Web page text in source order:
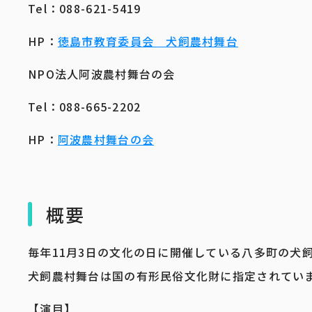
Tel：088-621-5419
HP： 徳島市教育委員会 犬飼農村舞台
NPO法人阿波農村舞台の会
Tel：088-665-2202
HP： 阿波農村舞台の会
概要
毎年11月3日の文化の日に開催している八多町の犬
犬飼農村舞台は国の有形民俗文化財に指定されていま
【演目】